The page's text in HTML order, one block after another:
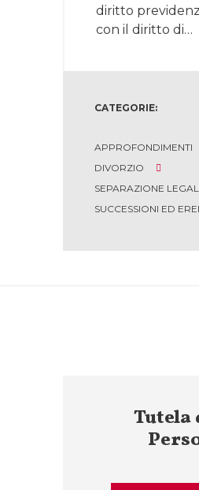
diritto
con il diritto di…
CATEGORIE:
APPROFONDIMENTI
DIVORZIO
SEPARAZIONE
SUCCESSIONI ED
Tutela